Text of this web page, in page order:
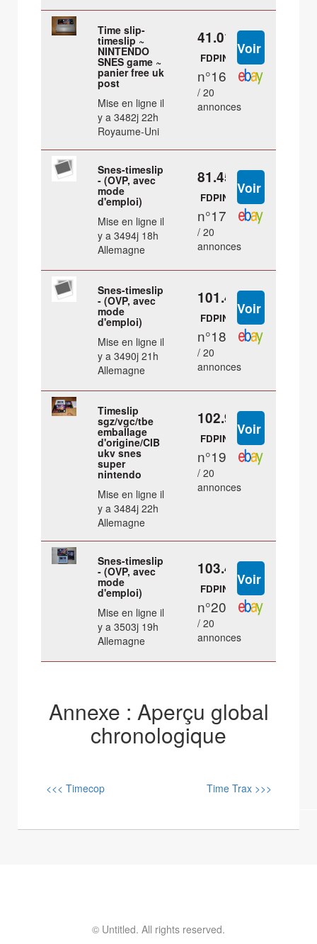
Time slip-
timeslip ~
NINTENDO
SNES game ~
panier free uk
post
Mise en ligne il
y a 3482j 22h
Royaume-Uni
41.01 €
FDPIN
n°16
/ 20
annonces
Snes-timeslip
- (OVP, avec
mode
d'emploi)
Mise en ligne il
y a 3494j 18h
Allemagne
81.45 €
FDPIN
n°17
/ 20
annonces
Snes-timeslip
- (OVP, avec
mode
d'emploi)
Mise en ligne il
y a 3490j 21h
Allemagne
101.45 €
FDPIN
n°18
/ 20
annonces
Timeslip
sgz/vgc/tbe
emballage
d'origine/CIB
ukv snes
super
nintendo
Mise en ligne il
y a 3484j 22h
Allemagne
102.99 €
FDPIN
n°19
/ 20
annonces
Snes-timeslip
- (OVP, avec
mode
d'emploi)
Mise en ligne il
y a 3503j 19h
Allemagne
103.45 €
FDPIN
n°20
/ 20
annonces
Annexe : Aperçu global
chronologique
<<< Timecop Time Trax >>>
© Untitled. All rights reserved.